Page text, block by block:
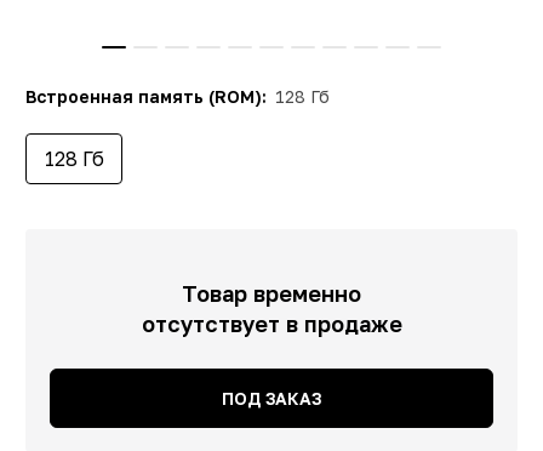
Встроенная память (ROM): 128 Гб
128 Гб
Товар временно
отсутствует в продаже
ПОД ЗАКАЗ